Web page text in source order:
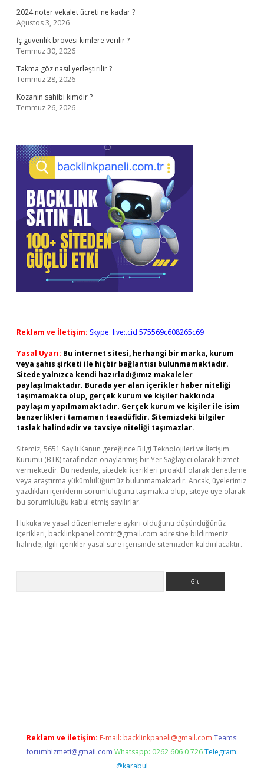
2024 noter vekalet ücreti ne kadar ?
Ağustos 3, 2026
İç güvenlik brovesi kimlere verilir ?
Temmuz 30, 2026
Takma göz nasıl yerleştirilir ?
Temmuz 28, 2026
Kozanın sahibi kimdir ?
Temmuz 26, 2026
Reklam ve İletişim: Skype: live:.cid.575569c608265c69
Yasal Uyarı: Bu internet sitesi, herhangi bir marka, kurum
veya şahıs şirketi ile hiçbir bağlantısı bulunmamaktadır.
Sitede yalnızca kendi hazırladığımız makaleler
paylaşılmaktadır. Burada yer alan içerikler haber niteliği
taşımamakta olup, gerçek kurum ve kişiler hakkında
paylaşım yapılmamaktadır. Gerçek kurum ve kişiler ile isim
benzerlikleri tamamen tesadüfidir. Sitemizdeki bilgiler
taslak halindedir ve tavsiye niteliği taşımazlar.
Sitemiz, 5651 Sayılı Kanun gereğince Bilgi Teknolojileri ve İletişim
Kurumu (BTK) tarafından onaylanmış bir Yer Sağlayıcı olarak hizmet
vermektedir. Bu nedenle, sitedeki içerikleri proaktif olarak denetleme
veya araştırma yükümlülüğümüz bulunmamaktadır. Ancak, üyelerimiz
yazdıkları içeriklerin sorumluluğunu taşımakta olup, siteye üye olarak
bu sorumluluğu kabul etmiş sayılırlar.
Hukuka ve yasal düzenlemelere aykırı olduğunu düşündüğünüz
içerikleri, backlinkpanelicomtr@gmail.com adresine bildirmeniz
halinde, ilgili içerikler yasal süre içerisinde sitemizden kaldırılacaktır.
Reklam ve İletişim: E-mail: backlinkpaneli@gmail.com Teams:
forumhizmeti@gmail.com Whatsapp: 0262 606 0 726 Telegram:
@karabul